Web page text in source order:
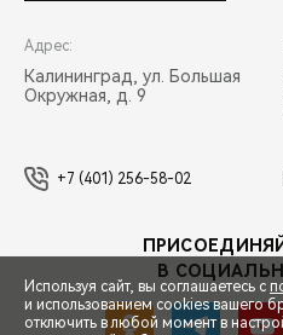
Адрес:
Калининград, ул. Большая
Окружная, д. 9
+7 (401) 256-58-02
В
Используя сайт, вы соглашаетесь с
и использованием cookies вашего
отключить в любой момент в